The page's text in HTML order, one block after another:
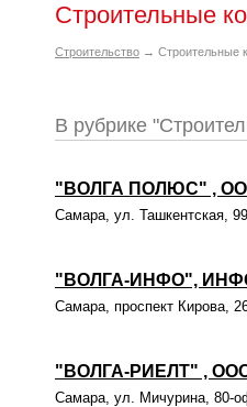
Строительные
Строительство → Строительные
В рубрике
"ВОЛГА ПОЛЮС" ,
Самара, ул. Ташкентская,
"ВОЛГА-ИНФО",
Самара, проспект Кирова,
"ВОЛГА-РИЕЛТ" ,
Самара, ул. Мичурина, 80-